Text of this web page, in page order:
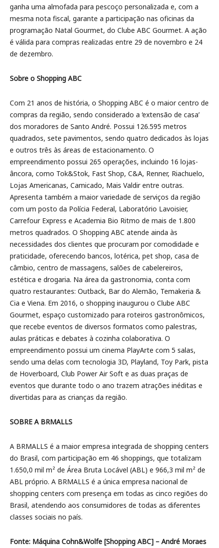
ganha uma almofada para pescoço personalizada e, com a
mesma nota fiscal, garante a participação nas oficinas da
programação Natal Gourmet, do Clube ABC Gourmet. A ação
é válida para compras realizadas entre 29 de novembro e 24
de dezembro.
Sobre o Shopping ABC
Com 21 anos de história, o Shopping ABC é o maior centro de
compras da região, sendo considerado a ‘extensão de casa’
dos moradores de Santo André. Possui 126.595 metros
quadrados, sete pavimentos, sendo quatro dedicados às lojas
e outros três às áreas de estacionamento. O
empreendimento possui 265 operações, incluindo 16 lojas-
âncora, como Tok&Stok, Fast Shop, C&A, Renner, Riachuelo,
Lojas Americanas, Camicado, Mais Valdir entre outras.
Apresenta também a maior variedade de serviços da região
com um posto da Polícia Federal, Laboratório Lavoisier,
Carrefour Express e Academia Bio Ritmo de mais de 1.800
metros quadrados. O Shopping ABC atende ainda às
necessidades dos clientes que procuram por comodidade e
praticidade, oferecendo bancos, lotérica, pet shop, casa de
câmbio, centro de massagens, salões de cabelereiros,
estética e drogaria. Na área da gastronomia, conta com
quatro restaurantes: Outback, Bar do Alemão, Temakeria &
Cia e Viena. Em 2016, o shopping inaugurou o Clube ABC
Gourmet, espaço customizado para roteiros gastronômicos,
que recebe eventos de diversos formatos como palestras,
aulas práticas e debates à cozinha colaborativa. O
empreendimento possui um cinema PlayArte com 5 salas,
sendo uma delas com tecnologia 3D, Playland, Toy Park, pista
de Hoverboard, Club Power Air Soft e as duas praças de
eventos que durante todo o ano trazem atrações inéditas e
divertidas para as crianças da região.
SOBRE A BRMALLS
A BRMALLS é a maior empresa integrada de shopping centers
do Brasil, com participação em 46 shoppings, que totalizam
1.650,0 mil m² de Área Bruta Locável (ABL) e 966,3 mil m² de
ABL próprio. A BRMALLS é a única empresa nacional de
shopping centers com presença em todas as cinco regiões do
Brasil, atendendo aos consumidores de todas as diferentes
classes sociais no país.
Fonte: Máquina Cohn&Wolfe [Shopping ABC] – André Moraes